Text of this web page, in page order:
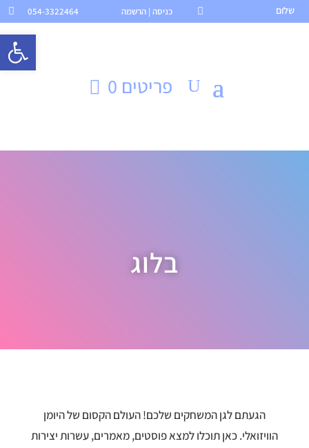
 054-3322464  כניסה | הרשמה שלום
פריטים 0
בלוג
הגעתם לגן המשחקים שלכם! העולם הקסום של היומן
הוויזואלי. כאן תוכלו למצא פוסטים, מאמרים, עשרות יצירות
פתח